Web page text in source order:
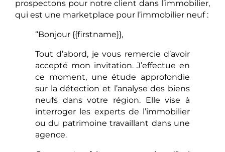
prospectons pour notre client dans l’immobilier,
qui est une marketplace pour l’immobilier neuf :
“Bonjour {{firstname}},
Tout d’abord, je vous remercie d’avoir
accepté mon invitation. J’effectue en
ce moment, une étude approfondie
sur la détection et l’analyse des biens
neufs dans votre région. Elle vise à
interroger les experts de l’immobilier
ou du patrimoine travaillant dans une
agence.